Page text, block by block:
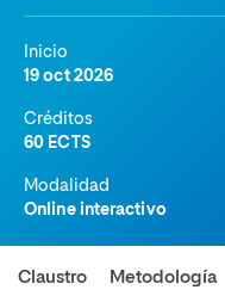
Inicio
19 oct 2026
Créditos
60 ECTS
Modalidad
Online interactivo
Claustro Metodología